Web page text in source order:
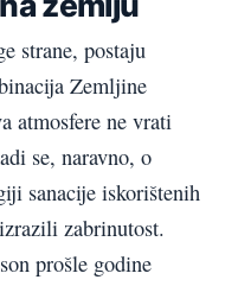
strane, postaju
Zemljine
atmosfere ne vrati
se, naravno, o
sanacije iskorištenih
zabrinutost.
prošle godine